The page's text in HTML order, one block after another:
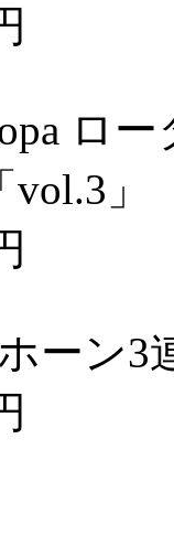
ロ
」
ーン3